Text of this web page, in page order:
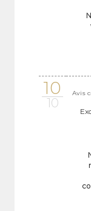
10
10
Avis